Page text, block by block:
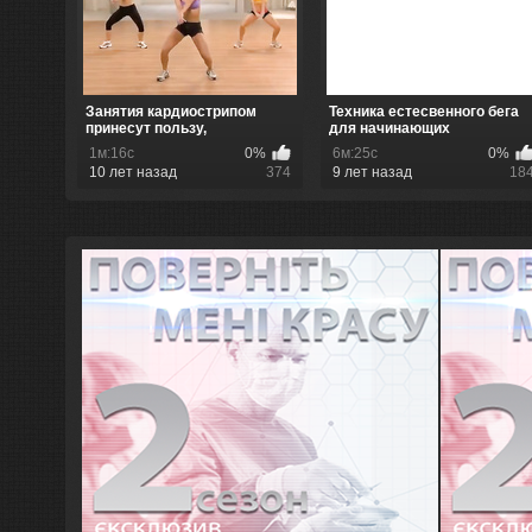
Занятия кардиострипом
принесут пользу,
наслаждение и...
1м:16с
0%
10 лет назад
374
Техника естесвенного бега
для начинающих
6м:25с
0%
9 лет назад